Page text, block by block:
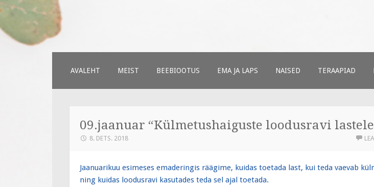
CONTENT
AVALEHT MEIST BEEBIOOTUS EMA JA LAPS NAISED TERAAPIAD
09.jaanuar “Külmetushaiguste loodusravi
8. DETS. 2018
Jaanuarikuu esimeses emaderingis räägime, kuidas toetada last, kui teda vaevab
ning kuidas loodusravi kasutades teda sel ajal toetada.